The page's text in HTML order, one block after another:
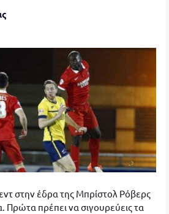
στην έδρα της Μπρίστολ Ρόβερς
Πρώτα πρέπει να σιγουρεύεις τα